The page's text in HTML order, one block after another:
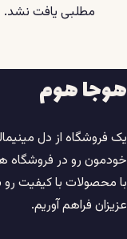
مطلبی یافت نشد.
هوجا هوم
یک فروشگاه از دل
خودمون رو در فروشگاه
با محصولات با کیفیت
عزیزان فراهم آوریم.